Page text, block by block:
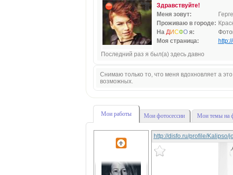
Здравствуйте!
Меня зовут:
Проживаю в городе:
На ДИСФОя:
Моя страница:
Последний раз я был(а) здесь давно
Снимаю только то, что меня вдохновляет а
возможных.
Мои работы Мои фотосессии Мои темы на
http://disfo.ru/profile/Kalipso/